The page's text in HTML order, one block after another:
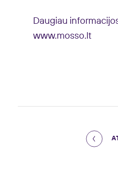
Daugiau
www.mosso.lt